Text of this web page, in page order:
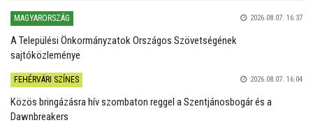
MAGYARORSZÁG 2026.08.07. 16:37
A Települési Önkormányzatok Országos Szövetségének
sajtóközleménye
FEHÉRVÁRI SZÍNES 2026.08.07. 16:04
Közös bringázásra hív szombaton reggel a Szentjánosbogár és a
Dawnbreakers